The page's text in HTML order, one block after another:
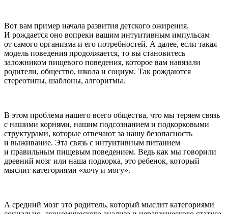
Вот вам пример начала развития детского ожирения.
И рождается оно вопреки вашим интуитивным импульсам
от самого организма и его потребностей. А далее, если такая
модель поведения продолжается, то вы становитесь
заложником пищевого поведения, которое вам навязали
родители, общество, школа и социум. Так рождаются
стереотипы, шаблоны, алгоритмы.
В этом проблема нашего всего общества, что мы теряем связь
с нашими корнями, нашим подсознанием и подкорковыми
структурами, которые отвечают за нашу безопасность
и выживание. Эта связь с интуитивным питанием
и правильным пищевым поведением. Ведь как мы говорили
древний мозг или наша подкорка, это ребенок, который
мыслит категориями «хочу и могу».
А средний мозг это родитель, который мыслит категориями